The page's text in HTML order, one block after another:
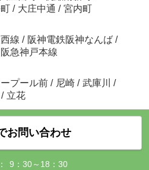
/ 大庄中通 / 宮内町
線 / 阪神電鉄阪神なんば /
阪急神戸本線
プール前 / 尼崎 / 武庫川
/
/ 立花
お問い合わせ
9：30～18：30